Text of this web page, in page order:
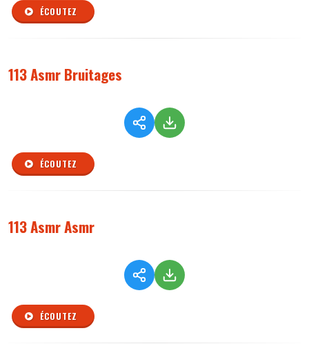
ÉCOUTEZ
113 Asmr Bruitages
ÉCOUTEZ
113 Asmr Asmr
ÉCOUTEZ